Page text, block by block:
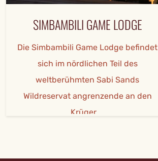
SIMBAMBILI GAME LODGE
Die Simbambili Game Lodge befindet
sich im nördlichen Teil des
weltberühmten Sabi Sands
Wildreservat angrenzende an den
Krüger ...